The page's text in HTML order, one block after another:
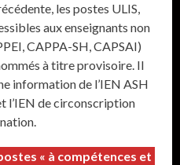
les postes ULIS,
aux enseignants non
CAPPA-SH, CAPSAI)
à titre provisoire. Il
information de l’IEN ASH
l’IEN de circonscription
« à compétences et